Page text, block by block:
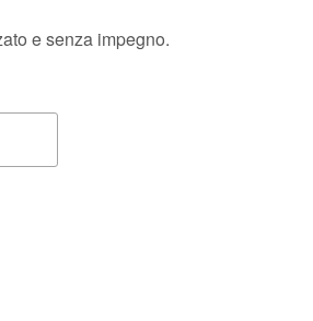
e senza impegno.